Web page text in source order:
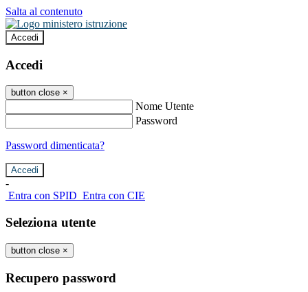
Salta al contenuto
Accedi
Accedi
button close ×
Nome Utente
Password
Password dimenticata?
-
Entra con SPID Entra con CIE
Seleziona utente
button close ×
Recupero password